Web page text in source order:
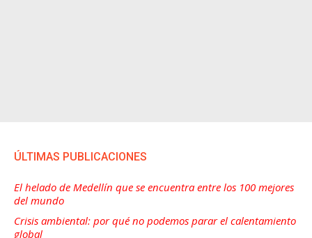
ÚLTIMAS PUBLICACIONES
El helado de Medellín que se encuentra entre los 100 mejores
del mundo
Crisis ambiental: por qué no podemos parar el calentamiento
global